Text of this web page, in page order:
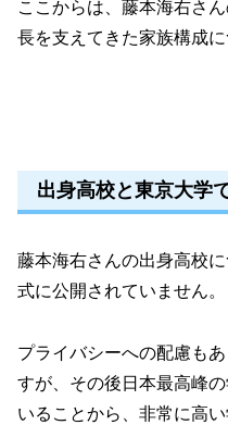
ここからは、藤本海右さ
長を支えてきた家族構成
出身高校と東京大学
藤本海右さんの出身高校
式に公開されていません。
プライバシーへの配慮も
すが、その後日本最高峰
いることから、非常に高